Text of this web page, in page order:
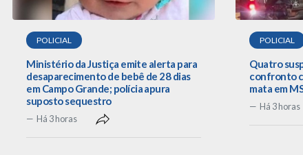
POLICIAL
Ministério da Justiça emite alerta para
desaparecimento de bebê de 28 dias
em Campo Grande; polícia apura
suposto sequestro
Há 3 horas
POLICIAL
Quatro
confronto
mata em
Há 3 horas